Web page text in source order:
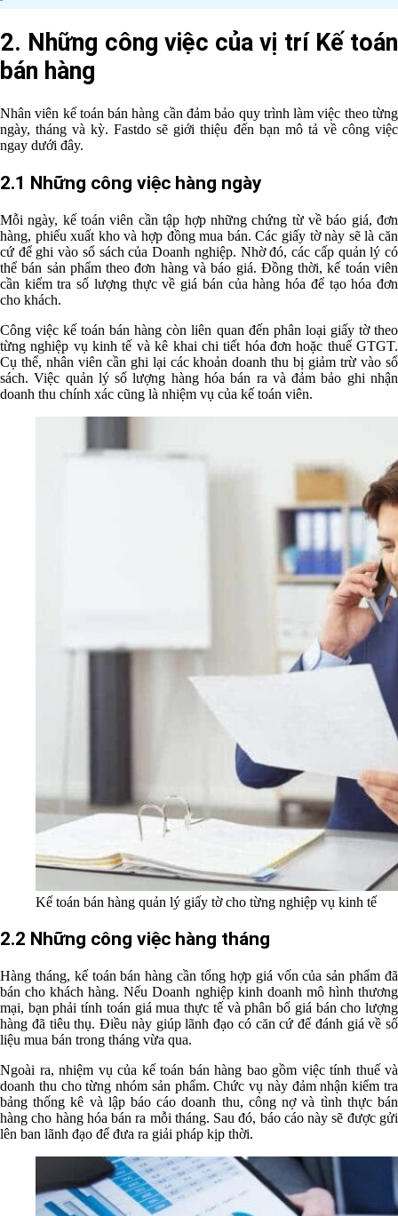
2. Những công việc của vị trí Kế toán
bán hàng
Nhân viên kế toán bán hàng cần đảm bảo quy trình làm việc theo từng
ngày, tháng và kỳ. Fastdo sẽ giới thiệu đến bạn mô tả về công việc
ngay dưới đây.
2.1 Những công việc hàng ngày
Mỗi ngày, kế toán viên cần tập hợp những chứng từ về báo giá, đơn
hàng, phiếu xuất kho và hợp đồng mua bán. Các giấy tờ này sẽ là căn
cứ để ghi vào sổ sách của Doanh nghiệp. Nhờ đó, các cấp quản lý có
thể bán sản phẩm theo đơn hàng và báo giá. Đồng thời, kế toán viên
cần kiểm tra số lượng thực về giá bán của hàng hóa để tạo hóa đơn
cho khách.
Công việc kế toán bán hàng còn liên quan đến phân loại giấy tờ theo
từng nghiệp vụ kinh tế và kê khai chi tiết hóa đơn hoặc thuế GTGT.
Cụ thể, nhân viên cần ghi lại các khoản doanh thu bị giảm trừ vào sổ
sách. Việc quản lý số lượng hàng hóa bán ra và đảm bảo ghi nhận
doanh thu chính xác cũng là nhiệm vụ của kế toán viên.
Kế toán bán hàng quản lý giấy tờ cho từng nghiệp vụ kinh tế
2.2 Những công việc hàng tháng
Hàng tháng, kế toán bán hàng cần tổng hợp giá vốn của sản phẩm đã
bán cho khách hàng. Nếu Doanh nghiệp kinh doanh mô hình thương
mại, bạn phải tính toán giá mua thực tế và phân bổ giá bán cho lượng
hàng đã tiêu thụ. Điều này giúp lãnh đạo có căn cứ để đánh giá về số
liệu mua bán trong tháng vừa qua.
Ngoài ra, nhiệm vụ của kế toán bán hàng bao gồm việc tính thuế và
doanh thu cho từng nhóm sản phẩm. Chức vụ này đảm nhận kiểm tra
bảng thống kê và lập báo cáo doanh thu, công nợ và tình thực bán
hàng cho hàng hóa bán ra mỗi tháng. Sau đó, báo cáo này sẽ được gửi
lên ban lãnh đạo để đưa ra giải pháp kịp thời.